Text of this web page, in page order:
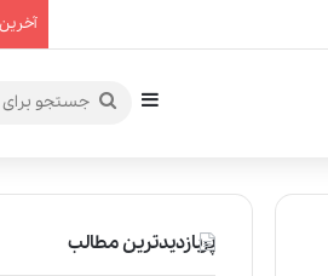
سایدبارجستجو
پربازدیدترین مطالب